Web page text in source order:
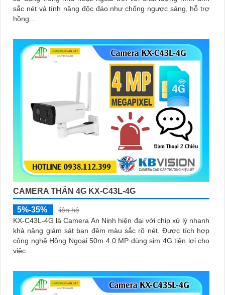
sắc nét và tính năng độc đáo như chống ngược sáng, hỗ trợ
hồng...
CAMERA THÂN 4G KX-C43L-4G
5%-35%
liên hệ
KX-C43L-4G là Camera An Ninh hiện đại với chip xử lý nhanh
khả năng giám sát ban đêm màu sắc rõ nét. Được tích hợp
công nghệ Hồng Ngoại 50m 4.0 MP dùng sim 4G tiện lợi cho
việc...